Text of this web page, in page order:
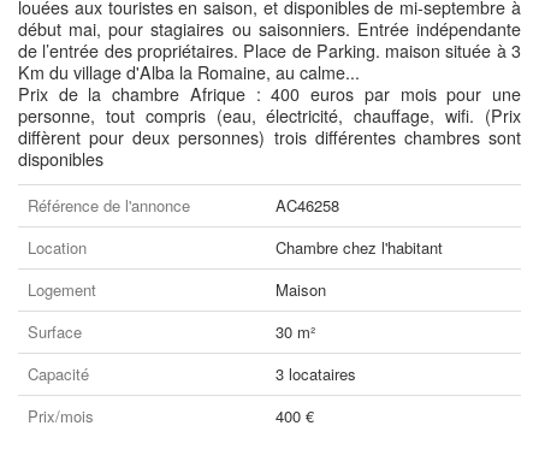
louées aux touristes en saison, et disponibles de mi-septembre à
début mai, pour stagiaires ou saisonniers. Entrée indépendante
de l’entrée des propriétaires. Place de Parking. maison située à 3
Km du village d'Alba la Romaine, au calme...
Prix de la chambre Afrique : 400 euros par mois pour une
personne, tout compris (eau, électricité, chauffage, wifi. (Prix
diffèrent pour deux personnes) trois différentes chambres sont
disponibles
Référence de l'annonce
AC46258
Location
Chambre chez l'habitant
Logement
Maison
Surface
30 m²
Capacité
3 locataires
Prix/mois
400 €